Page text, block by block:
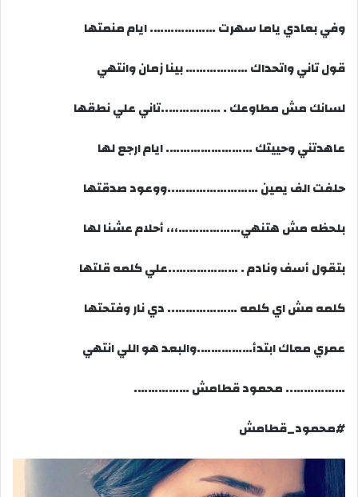
وفي بعادي ياما سهرت ………………. ايام منمتها
قول تاني واتحداك ……………… بينا زمان وانتهي
لسانك مش مطاوعك . ……………..تاني علي نطقها
عاهدتني وحييتك ……………………. ايام ارجع لها
حلفت الف يمين ……………………..ووعود صدقتها
بلحظه مش هتنهي………………،،، أحلام عشنا لها
بتقول أسف ونادم . ………………..علي كلمه قلتها
كلمه مش اي كلمه ……………….. دي نار وفتحتها
عمري معاك ابتدأ…………….والبعد هو اللي انتهي
…………….. محمود قطامش …………….
#محمود_قطامش